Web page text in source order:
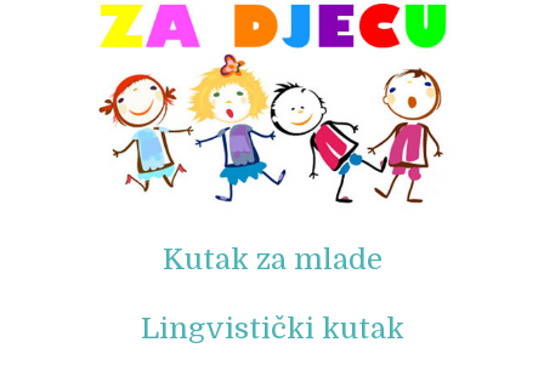
Kutak za mlade
Lingvistički kutak